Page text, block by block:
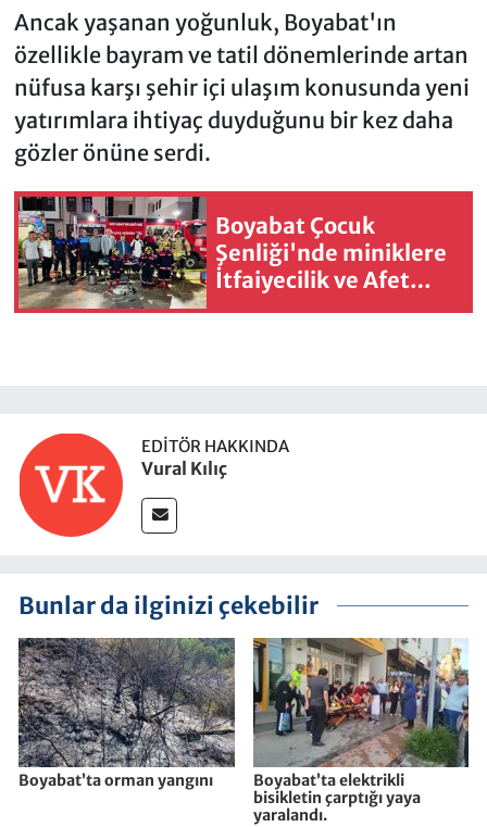
Ancak yaşanan yoğunluk, Boyabat'ın
özellikle bayram ve tatil dönemlerinde artan
nüfusa karşı şehir içi ulaşım konusunda yeni
yatırımlara ihtiyaç duyduğunu bir kez daha
gözler önüne serdi.
Boyabat Çocuk
Şenliği'nde miniklere
İtfaiyecilik ve Afet
Eğitim
EDITÖR HAKKINDA
Vural Kılıç
Bunlar da ilginizi çekebilir
Boyabat’ta orman yangını
Boyabat’ta elektrikli
bisikletin çarptığı yaya
yaralandı.